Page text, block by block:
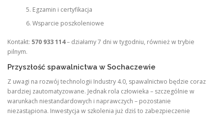
Egzamin i certyfikacja
Wsparcie poszkoleniowe
Kontakt: 570 933 114– działamy 7 dni w tygodniu, również w trybie
pilnym.
Przyszłość spawalnictwa w Sochaczewie
Z uwagi na rozwój technologii Industry 4.0, spawalnictwo będzie coraz
bardziej zautomatyzowane. Jednak rola człowieka – szczególnie w
warunkach niestandardowych i naprawczych – pozostanie
niezastąpiona. Inwestycja w szkolenia już dziś to zabezpieczenie